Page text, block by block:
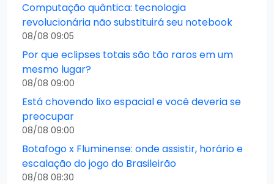
Computação quântica: tecnologia
revolucionária não substituirá seu notebook
08/08 09:05
Por que eclipses totais são tão raros em um
mesmo lugar?
08/08 09:00
Está chovendo lixo espacial e você deveria se
preocupar
08/08 09:00
Botafogo x Fluminense: onde assistir, horário e
escalação do jogo do Brasileirão
08/08 08:30